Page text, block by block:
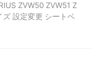
ZVW50 ZVW51 Z
設定変更 シートベ